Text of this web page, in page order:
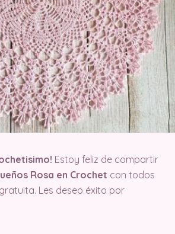
Estoy feliz de compartir
Rosa en Crochet con todos
Les deseo éxito por